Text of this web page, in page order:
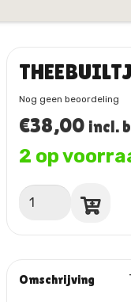
Nog geen beoordeling
€38,00 incl.
2 op
THEEBUILTJE
aantal
Omschrijving